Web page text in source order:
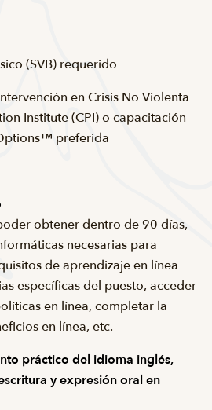
(SVB) requerido
en Crisis No Violenta
Institute (CPI) o capacitación
preferida
obtener dentro de 90 días,
necesarias para
de aprendizaje en línea
específicas del puesto, acceder
en línea, completar la
en línea, etc.
práctico del idioma inglés,
y expresión oral en